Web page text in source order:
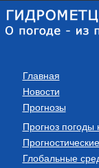
Главная
Новости
Прогнозы
Прогноз
Глобальные